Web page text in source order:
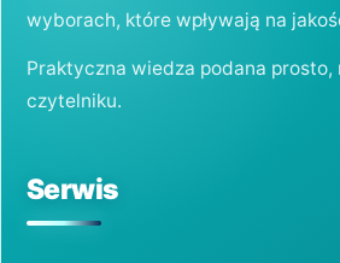
wyborach, które wpływają na
Praktyczna wiedza podana prosto,
czytelniku.
Serwis